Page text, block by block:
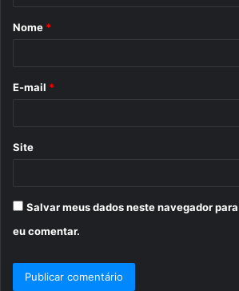
r
Nome *
E-mail *
Site
Salvar meus dados neste navegador
eu comentar.